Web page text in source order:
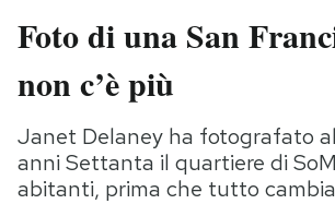
Italia
Mondo
Politica
Tecnologia
Internet
Scienza
Moda
Storie/
Ok
Media
Foto di una San
non c’è più
Janet Delaney ha fotografato
anni Settanta il quartiere di
abitanti, prima che tutto